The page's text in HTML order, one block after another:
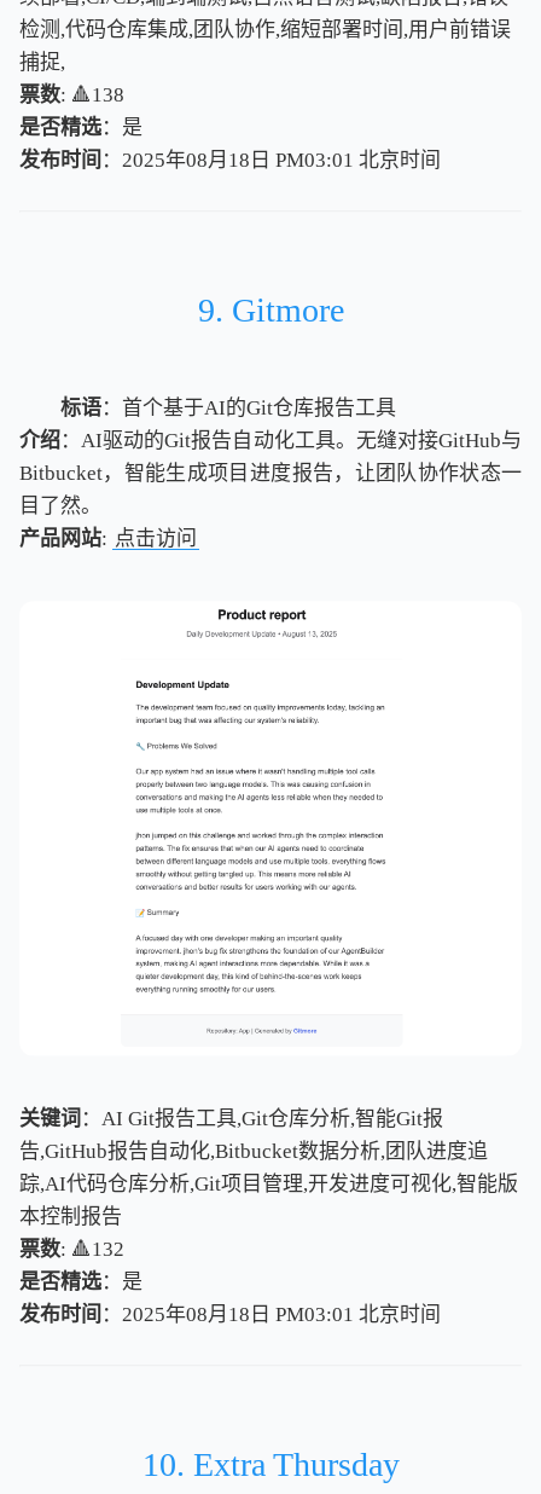
检测,代码仓库集成,团队协作,缩短部署时间,用户前错误
捕捉,
票数: 🔺138
是否精选：是
发布时间 ：2025年08月18日 PM03:01 北京时间
北京时间
9. Gitmore
标语：首个基于AI的Git仓库报告工具
介绍：AI驱动的Git报告自动化工具。无缝对接GitHub与
Bitbucket，智能生成项目进度报告，让团队协作状态一
目了然。
产品网站: 点击访问
关键词 ：AI Git报告工具,Git仓库分析,智能Git报
告,GitHub报告自动化,Bitbucket数据分析,团队进度追
踪,AI代码仓库分析,Git项目管理,开发进度可视化,智能版
本控制报告
票数: 🔺132
是否精选：是
发布时间 ：2025年08月18日 PM03:01 北京时间
北京时间
10. Extra Thursday